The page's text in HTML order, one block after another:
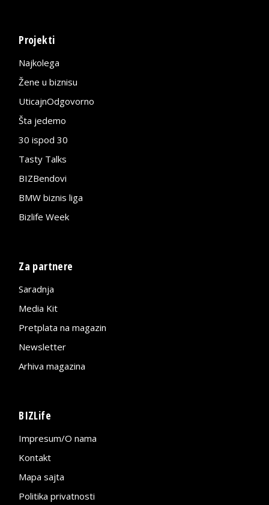
Projekti
Najkolega
Žene u biznisu
UticajnOdgovorno
Šta jedemo
30 ispod 30
Tasty Talks
BIZBendovi
BMW biznis liga
Bizlife Week
Za partnere
Saradnja
Media Kit
Pretplata na magazin
Newsletter
Arhiva magazina
BIZLife
Impresum/O nama
Kontakt
Mapa sajta
Politika privatnosti